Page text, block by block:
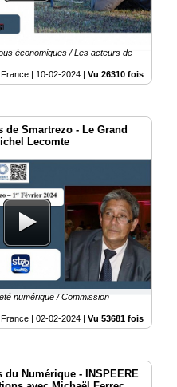
économiques / Les acteurs de
France | 10-02-2024 |Vu 26310 fois
de Smartrezo - Le Grand
Lecomte
numérique / Commission
France |02-02-2024 |Vu 53681 fois
du Numérique - INSPEERE